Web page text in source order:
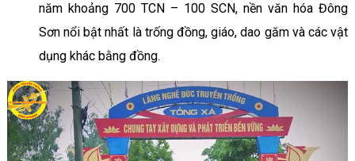
năm khoảng 700 TCN – 100 SCN, nền văn hóa Đông
Sơn nổi bật nhất là trống đồng, giáo, dao găm và các vật
dụng khác bằng đồng.